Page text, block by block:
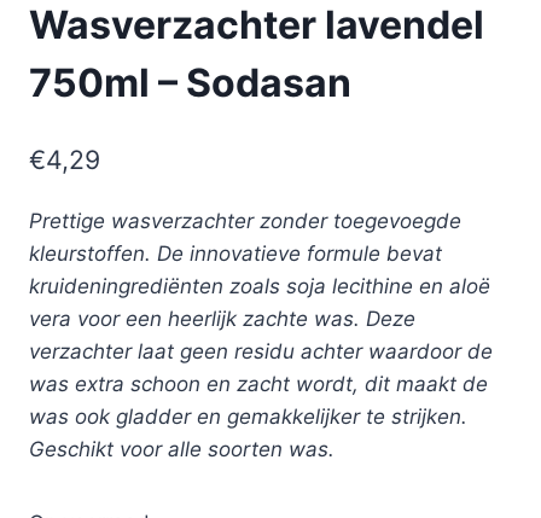
Wasverzachter lavendel
750ml – Sodasan
€4,29
Prettige wasverzachter zonder toegevoegde
kleurstoffen. De innovatieve formule bevat
kruideningrediënten zoals soja lecithine en aloë
vera voor een heerlijk zachte was. Deze
verzachter laat geen residu achter waardoor de
was extra schoon en zacht wordt, dit maakt de
was ook gladder en gemakkelijker te strijken.
Geschikt voor alle soorten was.